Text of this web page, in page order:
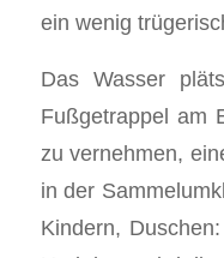
ein wenig
Das Wasser
Fußgetrappel am
zu vernehmen,
in der
Kindern,